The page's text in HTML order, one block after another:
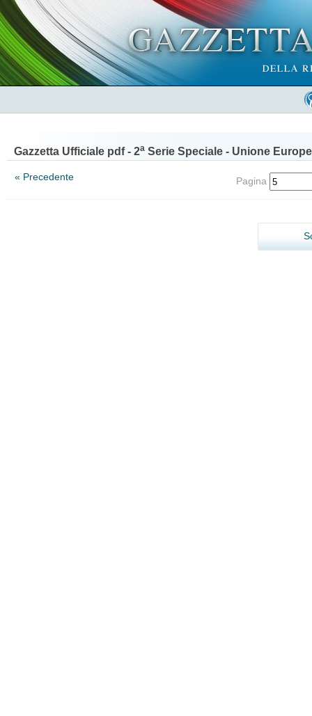
Gazzetta Ufficiale pdf - 2a Serie Speciale - Unione
« Precedente Pagina